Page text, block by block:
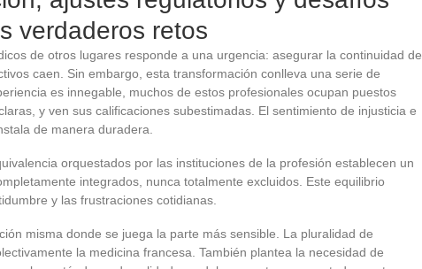
verdaderos retos
de otros lugares responde a una urgencia: asegurar la continuidad de
caen. Sin embargo, esta transformación conlleva una serie de
es innegable, muchos de estos profesionales ocupan puestos
y ven sus calificaciones subestimadas. El sentimiento de injusticia e
de manera duradera.
orquestados por las instituciones de la profesión establecen un
integrados, nunca totalmente excluidos. Este equilibrio
y las frustraciones cotidianas.
misma donde se juega la parte más sensible. La pluralidad de
la medicina francesa. También plantea la necesidad de